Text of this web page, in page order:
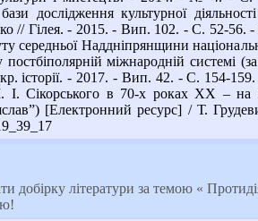
дослідження культурної
// Гілея. - 2015. - Вип. 102. - С. 52-
середньої Наддніпрянщини
у постбіполярній міжнародній
історії. - 2017. - Вип. 42. - С. 154-
Сікорського в 70-х роках ХХ – на
[Електронний ресурс] / Т.
добірку літератури за темою «